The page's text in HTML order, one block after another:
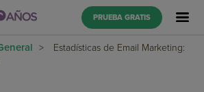
PRUEBA GRATIS
>
Estadísticas de Email Marketing: